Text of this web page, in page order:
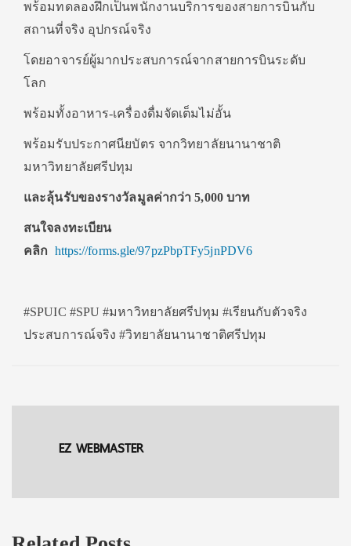
พร้อมทดลองฝึกเป็นพนักงานบริการของสายการบินกับ
สถานที่จริง อุปกรณ์จริง
โดยอาจารย์ผู้มากประสบการณ์จากสายการบินระดับ
โลก
พร้อมทั้งอาหาร-เครื่องดื่มจัดเต็มไม่อั้น
พร้อมรับประกาศนียบัตร จากวิทยาลัยนานาชาติ
มหาวิทยาลัยศรีปทุม
และลุ้นรับของรางวัลมูลค่ากว่า 5,000 บาท
สนใจลงทะเบียน
คลิก https://forms.gle/97pzPbpTFy5jnPDV6
#SPUIC #SPU #มหาวิทยาลัยศรีปทุม #เรียนกับตัวจริง
ประสบการณ์จริง #วิทยาลัยนานาชาติศรีปทุม
EZ WEBMASTER